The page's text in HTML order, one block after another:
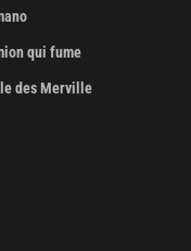
qui fume
des Merville